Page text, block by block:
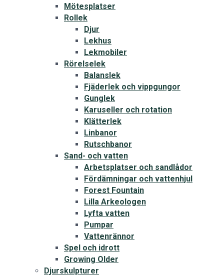
Mötesplatser
Rollek
Djur
Lekhus
Lekmobiler
Rörelselek
Balanslek
Fjäderlek och vippgungor
Gunglek
Karuseller och rotation
Klätterlek
Linbanor
Rutschbanor
Sand- och vatten
Arbetsplatser och sandlådor
Fördämningar och vattenhjul
Forest Fountain
Lilla Arkeologen
Lyfta vatten
Pumpar
Vattenrännor
Spel och idrott
Growing Older
Djurskulpturer